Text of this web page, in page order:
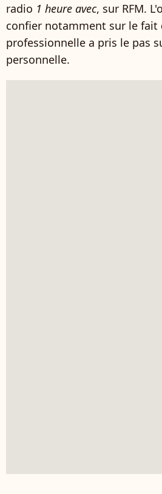
radio 1 heure avec, sur RFM.
confier notamment sur le fait
professionnelle a pris le pas
personnelle.